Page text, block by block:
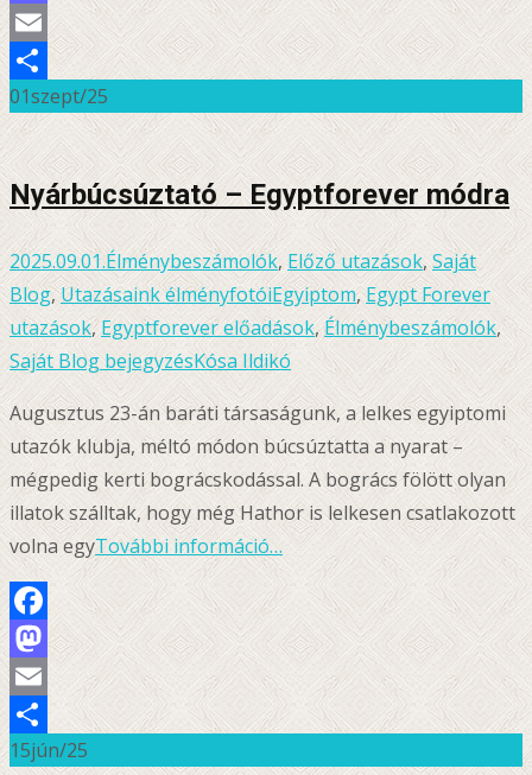
Mastodon
Email
Ossza
meg
01szept/25
Nyárbúcsúztató – Egyptforever módra
2025.09.01.Élménybeszámolók, Előző utazások, Saját
Blog,Utazásaink élményfotóiEgyiptom,Egypt Forever
utazások,Egyptforever előadások,Élménybeszámolók,
Saját Blog bejegyzésKósa Ildikó
Augusztus 23-án baráti társaságunk, a lelkes egyiptomi
utazók klubja, méltó módon búcsúztatta a nyarat –
mégpedig kerti bográcskodással. A bogrács fölött olyan
illatok szálltak, hogy még Hathor is lelkesen csatlakozott
volna egyTovábbi információ…
Facebook
Mastodon
Email
Ossza
15jún/25